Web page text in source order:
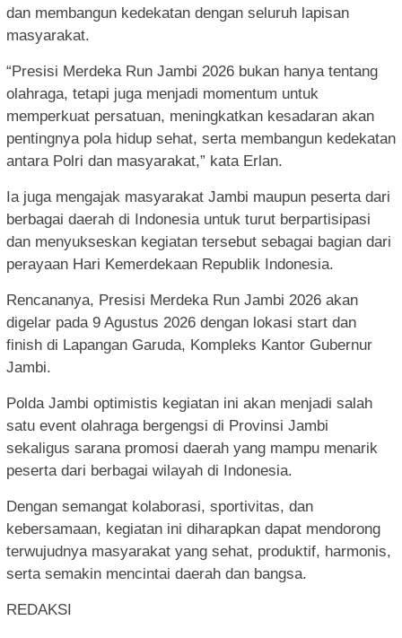
dan membangun kedekatan dengan seluruh lapisan
masyarakat.
“Presisi Merdeka Run Jambi 2026 bukan hanya tentang
olahraga, tetapi juga menjadi momentum untuk
memperkuat persatuan, meningkatkan kesadaran akan
pentingnya pola hidup sehat, serta membangun kedekatan
antara Polri dan masyarakat,” kata Erlan.
Ia juga mengajak masyarakat Jambi maupun peserta dari
berbagai daerah di Indonesia untuk turut berpartisipasi
dan menyukseskan kegiatan tersebut sebagai bagian dari
perayaan Hari Kemerdekaan Republik Indonesia.
Rencananya, Presisi Merdeka Run Jambi 2026 akan
digelar pada 9 Agustus 2026 dengan lokasi start dan
finish di Lapangan Garuda, Kompleks Kantor Gubernur
Jambi.
Polda Jambi optimistis kegiatan ini akan menjadi salah
satu event olahraga bergengsi di Provinsi Jambi
sekaligus sarana promosi daerah yang mampu menarik
peserta dari berbagai wilayah di Indonesia.
Dengan semangat kolaborasi, sportivitas, dan
kebersamaan, kegiatan ini diharapkan dapat mendorong
terwujudnya masyarakat yang sehat, produktif, harmonis,
serta semakin mencintai daerah dan bangsa.
REDAKSI